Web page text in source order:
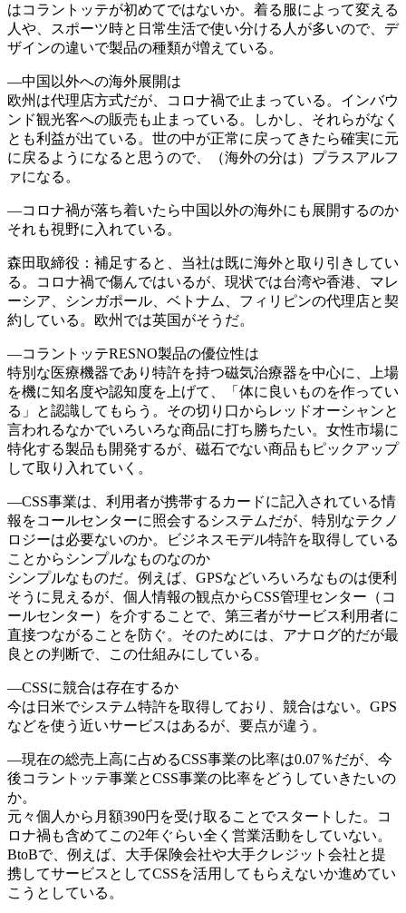
はコラントッテが初めてではないか。着る服によって変える
人や、スポーツ時と日常生活で使い分ける人が多いので、デ
ザインの違いで製品の種類が増えている。
―中国以外への海外展開は
欧州は代理店方式だが、コロナ禍で止まっている。インバウ
ンド観光客への販売も止まっている。しかし、それらがなく
とも利益が出ている。世の中が正常に戻ってきたら確実に元
に戻るようになると思うので、（海外の分は）プラスアルフ
ァになる。
―コロナ禍が落ち着いたら中国以外の海外にも展開するのか
それも視野に入れている。
森田取締役：補足すると、当社は既に海外と取り引きしてい
る。コロナ禍で傷んではいるが、現状では台湾や香港、マレ
ーシア、シンガポール、ベトナム、フィリピンの代理店と契
約している。欧州では英国がそうだ。
―コラントッテRESNO製品の優位性は
特別な医療機器であり特許を持つ磁気治療器を中心に、上場
を機に知名度や認知度を上げて、「体に良いものを作ってい
る」と認識してもらう。その切り口からレッドオーシャンと
言われるなかでいろいろな商品に打ち勝ちたい。女性市場に
特化する製品も開発するが、磁石でない商品もピックアップ
して取り入れていく。
―CSS事業は、利用者が携帯するカードに記入されている情
報をコールセンターに照会するシステムだが、特別なテクノ
ロジーは必要ないのか。ビジネスモデル特許を取得している
ことからシンプルなものなのか
シンプルなものだ。例えば、GPSなどいろいろなものは便利
そうに見えるが、個人情報の観点からCSS管理センター（コ
ールセンター）を介することで、第三者がサービス利用者に
直接つながることを防ぐ。そのためには、アナログ的だが最
良との判断で、この仕組みにしている。
―CSSに競合は存在するか
今は日米でシステム特許を取得しており、競合はない。GPS
などを使う近いサービスはあるが、要点が違う。
―現在の総売上高に占めるCSS事業の比率は0.07％だが、今
後コラントッテ事業とCSS事業の比率をどうしていきたいの
か。
元々個人から月額390円を受け取ることでスタートした。コ
ロナ禍も含めてこの2年ぐらい全く営業活動をしていない。
BtoBで、例えば、大手保険会社や大手クレジット会社と提
携してサービスとしてCSSを活用してもらえないか進めてい
こうとしている。